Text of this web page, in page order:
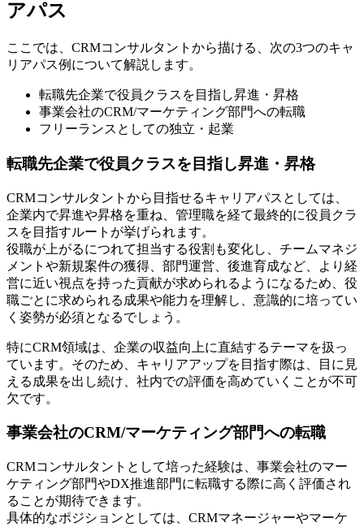
アパス
ここでは、CRMコンサルタントから描ける、次の3つのキャ
リアパス例について解説します。
転職先企業で役員クラスを目指し昇進・昇格
事業会社のCRM/マーケティング部門への転職
フリーランスとしての独立・起業
転職先企業で役員クラスを目指し昇進・昇格
CRMコンサルタントから目指せるキャリアパスとしては、
企業内で昇進や昇格を重ね、管理職を経て最終的に役員クラ
スを目指すルートが挙げられます。
役職が上がるにつれて担当する役割も変化し、チームマネジ
メントや新規案件の獲得、部門運営、後進育成など、より経
営に近い視点を持った貢献が求められるようになるため、役
職ごとに求められる成果や能力を理解し、意識的に培ってい
く姿勢が必須となるでしょう。
特にCRM領域は、企業の収益向上に直結するテーマを扱っ
ています。そのため、キャリアアップを目指す際は、目に見
える成果を出し続け、社内での評価を高めていくことが不可
欠です。
事業会社のCRM/マーケティング部門への転職
CRMコンサルタントとして培った経験は、事業会社のマー
ケティング部門やDX推進部門に転職する際に高く評価され
ることが期待できます。
具体的なポジションとしては、CRMマネージャーやマーケ